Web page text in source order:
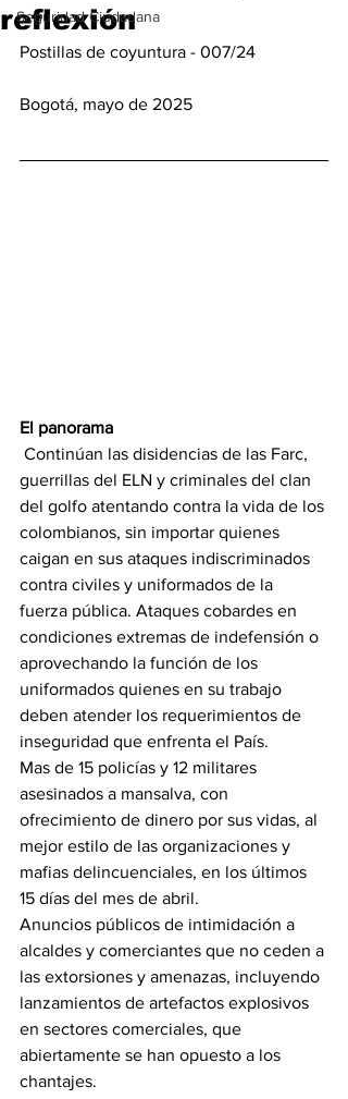
Seguridad Ciudadana
reflexión
Postillas de coyuntura - 007/24
Bogotá, mayo de 2025
El panorama
Continúan las disidencias de las Farc,
guerrillas del ELN y criminales del clan
del golfo atentando contra la vida de los
colombianos, sin importar quienes
caigan en sus ataques indiscriminados
contra civiles y uniformados de la
fuerza pública. Ataques cobardes en
condiciones extremas de indefensión o
aprovechando la función de los
uniformados quienes en su trabajo
deben atender los requerimientos de
inseguridad que enfrenta el País.
Mas de 15 policías y 12 militares
asesinados a mansalva, con
ofrecimiento de dinero por sus vidas, al
mejor estilo de las organizaciones y
mafias delincuenciales, en los últimos
15 días del mes de abril.
Anuncios públicos de intimidación a
alcaldes y comerciantes que no ceden a
las extorsiones y amenazas, incluyendo
lanzamientos de artefactos explosivos
en sectores comerciales, que
abiertamente se han opuesto a los
chantajes.